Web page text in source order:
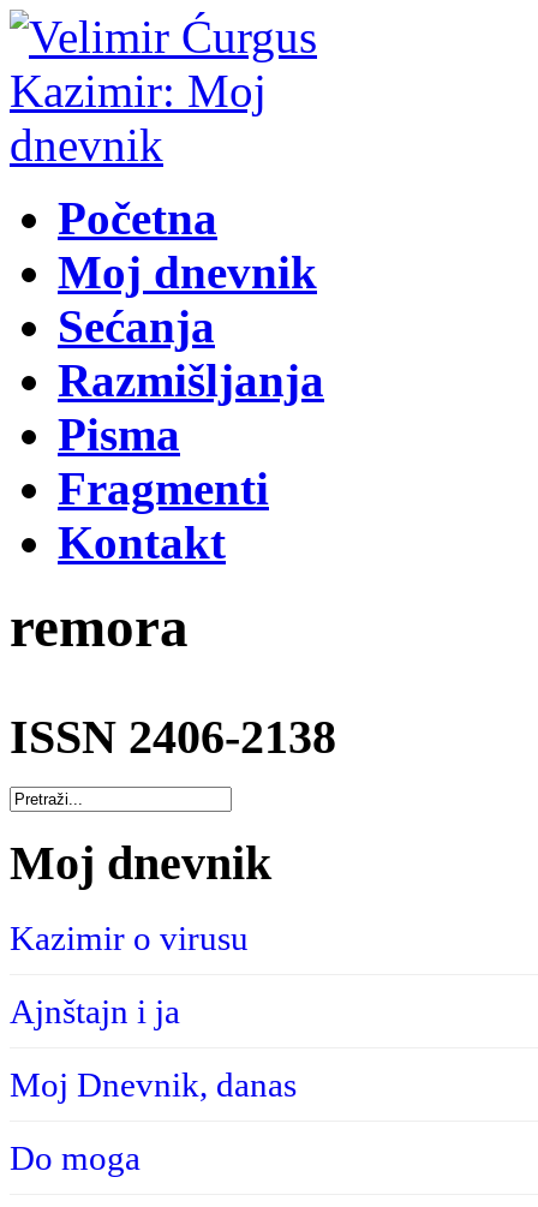
Početna
Moj dnevnik
Sećanja
Razmišljanja
Pisma
Fragmenti
Kontakt
remora
ISSN 2406-2138
Moj dnevnik
Kazimir o virusu
Ajnštajn i ja
Moj Dnevnik, danas
Do moga